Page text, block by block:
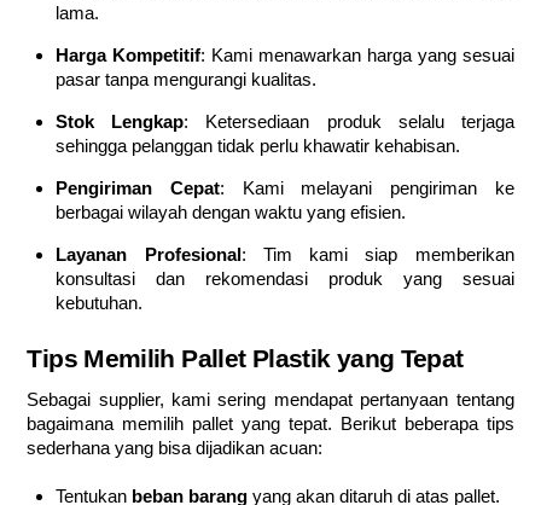
lama.
Harga Kompetitif: Kami menawarkan harga yang sesuai
pasar tanpa mengurangi kualitas.
Stok Lengkap: Ketersediaan produk selalu terjaga
sehingga pelanggan tidak perlu khawatir kehabisan.
Pengiriman Cepat: Kami melayani pengiriman ke
berbagai wilayah dengan waktu yang efisien.
Layanan Profesional: Tim kami siap memberikan
konsultasi dan rekomendasi produk yang sesuai
kebutuhan.
Tips Memilih Pallet Plastik yang Tepat
Sebagai supplier, kami sering mendapat pertanyaan tentang
bagaimana memilih pallet yang tepat. Berikut beberapa tips
sederhana yang bisa dijadikan acuan:
Tentukan beban barang yang akan ditaruh di atas pallet.